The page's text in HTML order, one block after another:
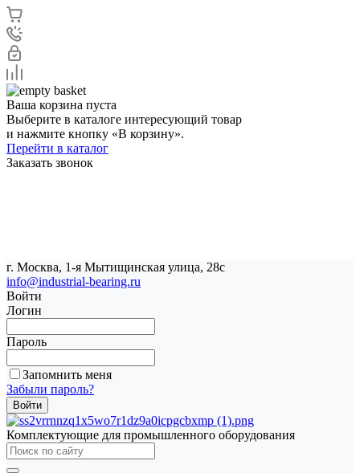
Ваша корзина пуста
Выберите в каталоге интересующий товар
и нажмите кнопку «В корзину».
Перейти в каталог
Заказать звонок
г. Москва, 1-я Мытищинская улица, 28с
info@industrial-bearing.ru
Войти
Логин
Пароль
Запомнить меня
Забыли пароль?
Комплектующие для промышленного оборудования